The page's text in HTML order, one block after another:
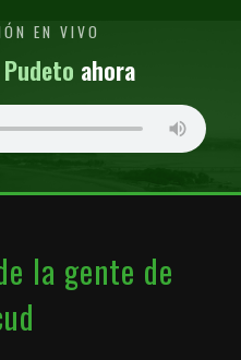
EN VIVO
ahora
la gente de